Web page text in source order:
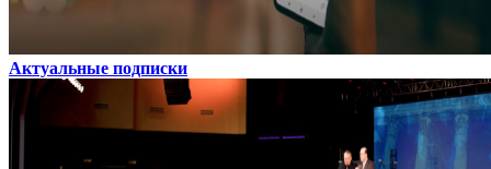
Актуальные подписки